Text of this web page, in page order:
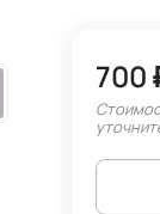
700